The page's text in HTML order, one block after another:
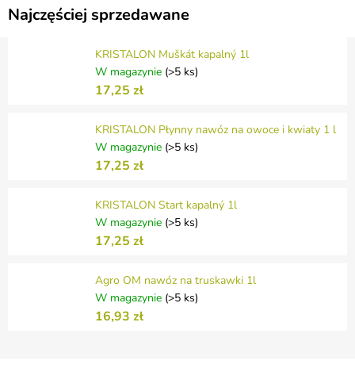
Najczęściej sprzedawane
KRISTALON Muškát kapalný 1l
W magazynie (>5 ks)
17,25 zł
KRISTALON Płynny nawóz na owoce i kwiaty 1 l
W magazynie (>5 ks)
17,25 zł
KRISTALON Start kapalný 1l
W magazynie (>5 ks)
17,25 zł
Agro OM nawóz na truskawki 1l
W magazynie (>5 ks)
16,93 zł